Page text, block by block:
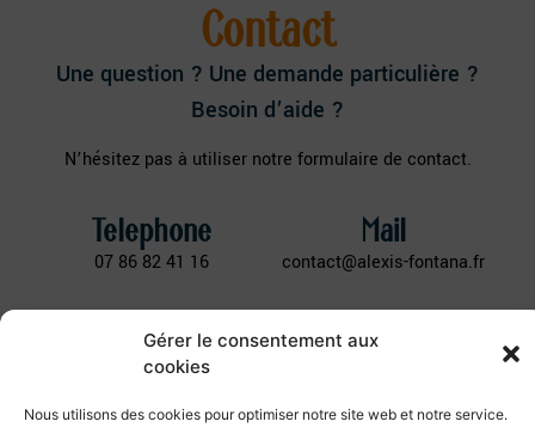
Gérer le consentement aux
cookies
Nous utilisons des cookies pour optimiser notre site web et notre service.
Contact
Une question ? Une demande particulière ?
Besoin d’aide ?
N’hésitez pas à utiliser notre formulaire de contact.
Telephone
07 86 82 41 16
Mail
contact@alexis-fontana.fr